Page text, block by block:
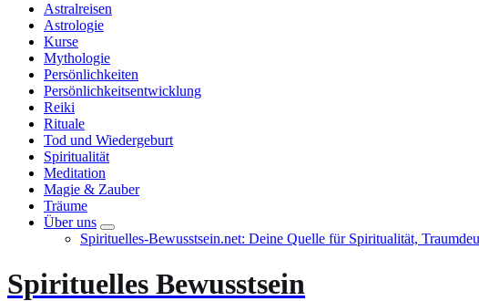
Astralreisen
Astrologie
Kurse
Mythologie
Persönlichkeiten
Persönlichkeitsentwicklung
Reiki
Rituale
Tod und Wiedergeburt
Spiritualität
Meditation
Magie & Zauber
Träume
Über uns
Spirituelles-Bewusstsein.net: Deine Quelle für Spiritualität,
Spirituelles Bewusstsein